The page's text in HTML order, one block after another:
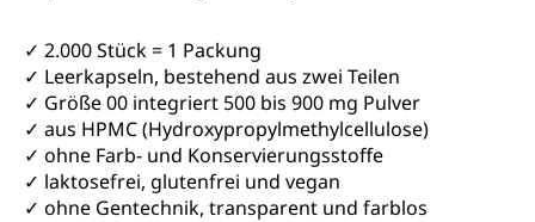
✓ 2.000 Stück = 1 Packung
✓ Leerkapseln, bestehend aus zwei Teilen
✓ Größe 00 integriert 500 bis 900 mg Pulver
✓ aus HPMC (Hydroxypropylmethylcellulose)
✓ ohne Farb- und Konservierungsstoffe
✓ laktosefrei, glutenfrei und vegan
✓ ohne Gentechnik, transparent und farblos